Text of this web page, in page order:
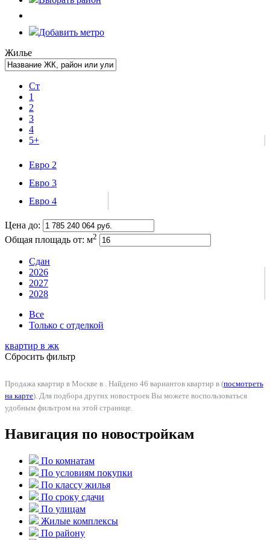
Добавить метро
Жилье
Ст
1
2
3
4
5+
Евро 2
Евро 3
Евро 4
Цена до:
Общая площадь от: м2
Сдан
2026
2027
2028
Все
Только с отделкой
квартир в жк
Сбросить фильтр
Продажа квартир в Москве в . Найдено 46 вариантов квартир в (посмотреть
на карте). Для подбора других новостроек Вы можете воспользоваться
удобным фильтром на этой странице.
Навигация по новостройкам
По комнатам
По условиям покупки
По классу жилья
По сроку сдачи
По улицам
Жилые комплексы
По району